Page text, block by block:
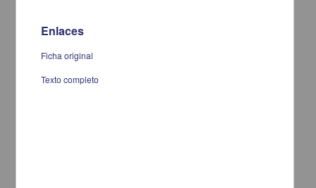
Enlaces
Ficha original
Texto completo